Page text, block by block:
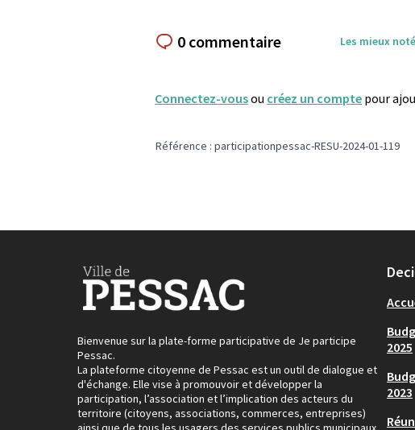
0 commentaire Les mieux
Connectez-vousou créez un compte pour
Référence : participationpessac-RESU-2024-01-119
Bienvenue sur la plate-forme participative de Je participe
Pessac.
La plateforme citoyenne de Pessac est un outil de dialogue et
d'échange. Elle vise à promouvoir et développer la
participation, l’association et l’implication des acteurs du
territoire (citoyens, associations, commerces, entreprises)
2025
2023